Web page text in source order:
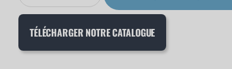
TÉLÉCHARGER NOTRE CATALOGUE